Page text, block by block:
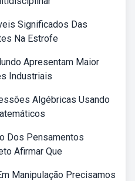
Significados Das
Na Estrofe
Apresentam Maior
Industriais
Algébricas Usando
Dos Pensamentos
Afirmar Que
Manipulação Precisamos